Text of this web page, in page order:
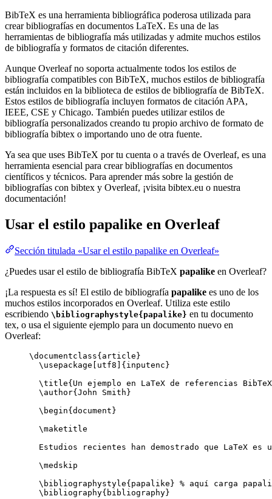
BibTeX es una herramienta bibliográfica poderosa utilizada para
crear bibliografías en documentos LaTeX. Es una de las
herramientas de bibliografía más utilizadas y admite muchos estilos
de bibliografía y formatos de citación diferentes.
Aunque Overleaf no soporta actualmente todos los estilos de
bibliografía compatibles con BibTeX, muchos estilos de bibliografía
están incluidos en la biblioteca de estilos de bibliografía de BibTeX.
Estos estilos de bibliografía incluyen formatos de citación APA,
IEEE, CSE y Chicago. También puedes utilizar estilos de
bibliografía personalizados creando tu propio archivo de formato de
bibliografía bibtex o importando uno de otra fuente.
Ya sea que uses BibTeX por tu cuenta o a través de Overleaf, es una
herramienta esencial para crear bibliografías en documentos
científicos y técnicos. Para aprender más sobre la gestión de
bibliografías con bibtex y Overleaf, ¡visita bibtex.eu o nuestra
documentación!
Usar el estilo papalike en Overleaf
Sección titulada «Usar el estilo papalike en Overleaf»
¿Puedes usar el estilo de bibliografía BibTeX papalike en Overleaf?
¡La respuesta es sí! El estilo de bibliografía papalike es uno de los
muchos estilos incorporados en Overleaf. Utiliza este estilo
escribiendo \bibliographystyle{papalike} en tu documento
tex, o usa el siguiente ejemplo para un documento nuevo en
Overleaf:
\documentclass{ article }
\usepackage
utf8 ]{ inputenc }
\title{Un ejemplo en LaTeX de referencias
\author{John Smith}
\begin{ document }
\maketitle
Estudios recientes han demostrado que LaTeX
\medskip
\bibliographystyle{papalike} % aquí carga
\bibliography{bibliography}